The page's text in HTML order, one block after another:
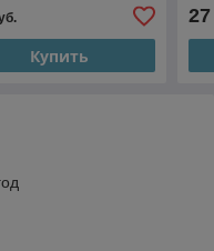
Купить
27